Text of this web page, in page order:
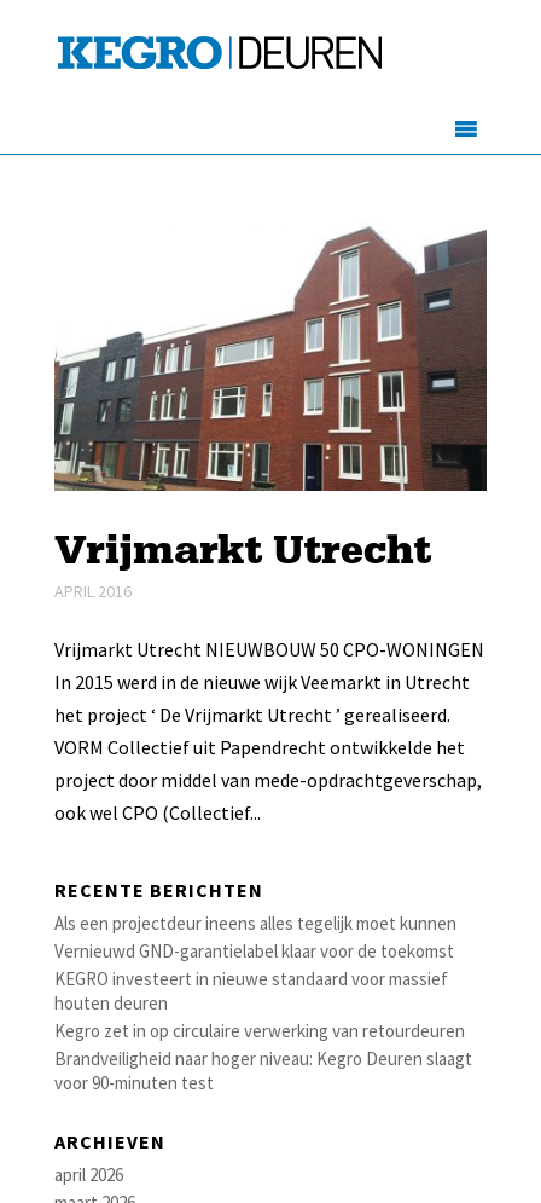
Vrijmarkt Utrecht
APRIL 2016
Vrijmarkt Utrecht NIEUWBOUW 50 CPO-WONINGEN
In 2015 werd in de nieuwe wijk Veemarkt in Utrecht
het project ‘ De Vrijmarkt Utrecht ’ gerealiseerd.
VORM Collectief uit Papendrecht ontwikkelde het
project door middel van mede-opdrachtgeverschap,
ook wel CPO (Collectief...
RECENTE BERICHTEN
Als een projectdeur ineens alles tegelijk moet kunnen
Vernieuwd GND-garantielabel klaar voor de toekomst
KEGRO investeert in nieuwe standaard voor massief
houten deuren
Kegro zet in op circulaire verwerking van retourdeuren
Brandveiligheid naar hoger niveau: Kegro Deuren slaagt
voor 90-minuten test
ARCHIEVEN
april 2026